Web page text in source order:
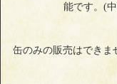
能です。(
缶のみの販売はできま